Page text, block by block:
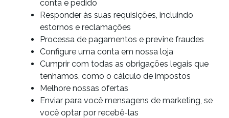
conta e pedido
Responder às suas requisições, incluindo
estornos e reclamações
Processa de pagamentos e previne fraudes
Configure uma conta em nossa loja
Cumprir com todas as obrigações legais que
tenhamos, como o cálculo de impostos
Melhore nossas ofertas
Enviar para você mensagens de marketing, se
você optar por recebê-las